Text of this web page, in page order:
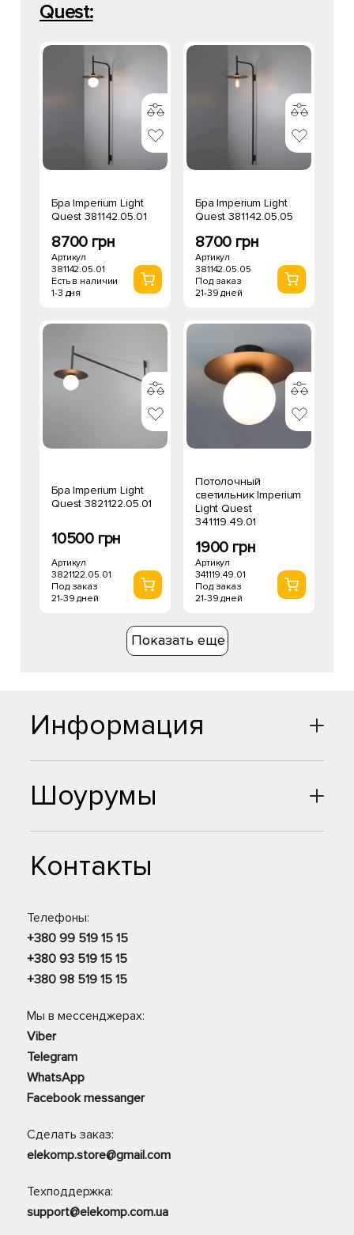
Quest:
Бра Imperium Light
Quest 381142.05.01
8700 грн
Артикул
381142.05.01
Есть в наличии
1-3 дня
Бра Imperium Light
Quest 381142.05.05
8700 грн
Артикул
381142.05.05
Под заказ
21-39 дней
Бра Imperium Light
Quest 3821122.05.01
10500 грн
Артикул
3821122.05.01
Под заказ
21-39 дней
Потолочный
светильник Imperium
Light Quest
341119.49.01
1900 грн
Артикул
341119.49.01
Под заказ
21-39 дней
Показать еще
Шоурумы
Контакты
Телефоны:
+380 99 519 15 15
+380 93 519 15 15
+380 98 519 15 15
Мы в мессенджерах:
Viber
Telegram
WhatsApp
Facebook messanger
Сделать заказ:
elekomp.store@gmail.com
Техподдержка:
support@elekomp.com.ua
Информация